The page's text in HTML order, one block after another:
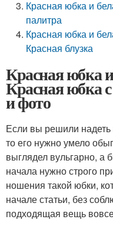
Красная юбка и
палитра
Красная юбка и
Красная блузка
Красная юбка
Красная юбка
и фото
Если вы решили надеть
то его нужно умело
выглядел вульгарно,
начала нужно строго
ношения такой юбки,
начале статьи, без
подходящая вещь